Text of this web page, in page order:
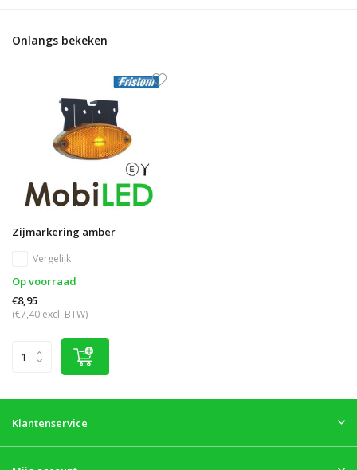
Onlangs bekeken
Zijmarkering amber
Vergelijk
Op voorraad
€8,95
(€7,40 excl. BTW)
Klantenservice